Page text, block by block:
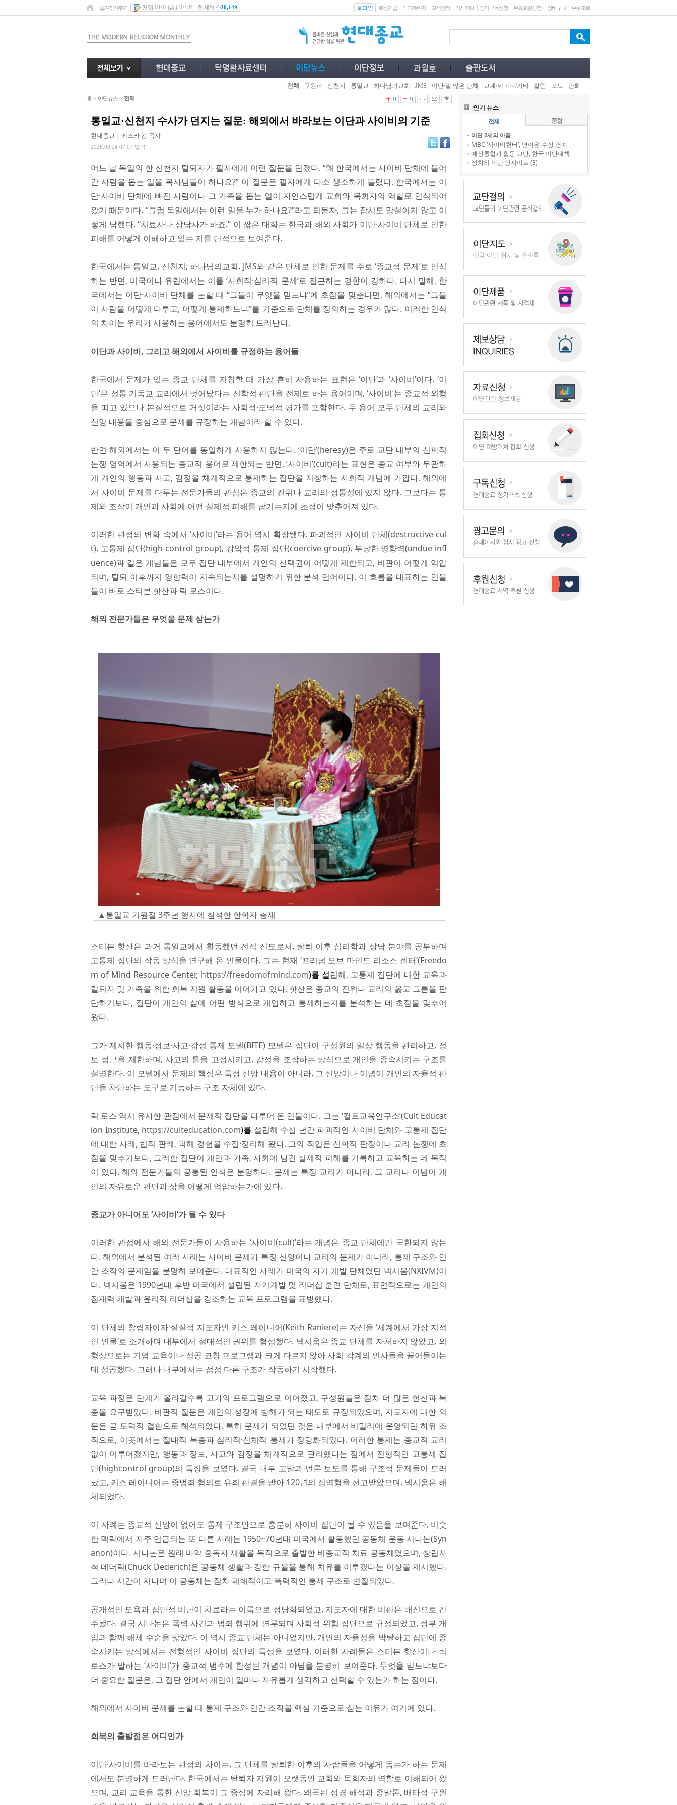
즐겨찾기추가 편집 08.07 (금) 10 : 34 전체뉴스20,149 로그인 회원가입 마이페이지 고객센터 기사제보 정기구독신청 유료회원신청 장바구니 주문조회
전체 구원파 신천지 통일교 하나님의교회 JMS 이단/말 많은 단체 교계/세미나/기타 칼럼 포토 만화
홈 > 이단뉴스 > 전체
통일교·신천지 수사가 던지는 질문: 해외에서 바라보는 이단과 사이비의 기준
현대종교 | 에스라 김 목사
2026.03.24 07:07 입력
어느 날 독일의 한 신천지 탈퇴자가 필자에게 이런 질문을 던졌다. “왜 한국에서는 사이비 단체에 들어
간 사람을 돕는 일을 목사님들이 하나요?” 이 질문은 필자에게 다소 생소하게 들렸다. 한국에서는 이
단·사이비 단체에 빠진 사람이나 그 가족을 돕는 일이 자연스럽게 교회와 목회자의 역할로 인식되어
왔기 때문이다. “그럼 독일에서는 이런 일을 누가 하나요?”라고 되묻자, 그는 잠시도 망설이지 않고 이
렇게 답했다. “치료사나 상담사가 하죠.” 이 짧은 대화는 한국과 해외 사회가 이단·사이비 단체로 인한
피해를 어떻게 이해하고 있는 지를 단적으로 보여준다.
한국에서는 통일교, 신천지, 하나님의교회, JMS와 같은 단체로 인한 문제를 주로 ‘종교적 문제’로 인식
하는 반면, 미국이나 유럽에서는 이를 ‘사회적·심리적 문제’로 접근하는 경향이 강하다. 다시 말해, 한
국에서는 이단·사이비 단체를 논할 때 “그들이 무엇을 믿느냐”에 초점을 맞춘다면, 해외에서는 “그들
이 사람을 어떻게 다루고, 어떻게 통제하느냐”를 기준으로 단체를 정의하는 경우가 많다. 이러한 인식
의 차이는 우리가 사용하는 용어에서도 분명히 드러난다.
이단과 사이비, 그리고 해외에서 사이비를 규정하는 용어들
한국에서 문제가 있는 종교 단체를 지칭할 때 가장 흔히 사용하는 표현은 ‘이단’과 ‘사이비’이다. ‘이
단’은 정통 기독교 교리에서 벗어났다는 신학적 판단을 전제로 하는 용어이며, ‘사이비’는 종교적 외형
을 띠고 있으나 본질적으로 거짓이라는 사회적·도덕적 평가를 포함한다. 두 용어 모두 단체의 교리와
신앙 내용을 중심으로 문제를 규정하는 개념이라 할 수 있다.
반면 해외에서는 이 두 단어를 동일하게 사용하지 않는다. ‘이단’(heresy)은 주로 교단 내부의 신학적
논쟁 영역에서 사용되는 종교적 용어로 제한되는 반면, ‘사이비’(cult)라는 표현은 종교 여부와 무관하
게 개인의 행동과 사고, 감정을 체계적으로 통제하는 집단을 지칭하는 사회적 개념에 가깝다. 해외에
서 사이비 문제를 다루는 전문가들의 관심은 종교의 진위나 교리의 정통성에 있지 않다. 그보다는 통
제와 조작이 개인과 사회에 어떤 실제적 피해를 남기는지에 초점이 맞추어져 있다.
이러한 관점의 변화 속에서 ‘사이비’라는 용어 역시 확장됐다. 파괴적인 사이비 단체(destructive cul
t), 고통제 집단(high-control group), 강압적 통제 집단(coercive group), 부당한 영향력(undue infl
uence)과 같은 개념들은 모두 집단 내부에서 개인의 선택권이 어떻게 제한되고, 비판이 어떻게 억압
되며, 탈퇴 이후까지 영향력이 지속되는지를 설명하기 위한 분석 언어이다. 이 흐름을 대표하는 인물
들이 바로 스티븐 핫산과 릭 로스이다.
해외 전문가들은 무엇을 문제 삼는가
▲통일교 기원절 3주년 행사에 참석한 한학자 총재
스티븐 핫산은 과거 통일교에서 활동했던 전직 신도로서, 탈퇴 이후 심리학과 상담 분야를 공부하며
고통제 집단의 작동 방식을 연구해 온 인물이다. 그는 현재 ‘프리덤 오브 마인드 리소스 센터’(Freedo
m of Mind Resource Center, https://freedomofmind.com)를 설립해, 고통제 집단에 대한 교육과
탈퇴자 및 가족을 위한 회복 지원 활동을 이어가고 있다. 핫산은 종교의 진위나 교리의 옳고 그름을 판
단하기보다, 집단이 개인의 삶에 어떤 방식으로 개입하고 통제하는지를 분석하는 데 초점을 맞추어
왔다.
그가 제시한 행동·정보·사고·감정 통제 모델(BITE) 모델은 집단이 구성원의 일상 행동을 관리하고, 정
보 접근을 제한하며, 사고의 틀을 고정시키고, 감정을 조작하는 방식으로 개인을 종속시키는 구조를
설명한다. 이 모델에서 문제의 핵심은 특정 신앙 내용이 아니라, 그 신앙이나 이념이 개인의 자율적 판
단을 차단하는 도구로 기능하는 구조 자체에 있다.
릭 로스 역시 유사한 관점에서 문제적 집단을 다루어 온 인물이다. 그는 ‘컬트교육연구소’(Cult Educat
ion Institute, https://culteducation.com)를 설립해 수십 년간 파괴적인 사이비 단체와 고통제 집단
에 대한 사례, 법적 판례, 피해 경험을 수집·정리해 왔다. 그의 작업은 신학적 판정이나 교리 논쟁에 초
점을 맞추기보다, 그러한 집단이 개인과 가족, 사회에 남긴 실제적 피해를 기록하고 교육하는 데 목적
이 있다. 해외 전문가들의 공통된 인식은 분명하다. 문제는 특정 교리가 아니라, 그 교리나 이념이 개
인의 자유로운 판단과 삶을 어떻게 억압하는가에 있다.
종교가 아니어도 ‘사이비’가 될 수 있다
이러한 관점에서 해외 전문가들이 사용하는 ‘사이비(cult)’라는 개념은 종교 단체에만 국한되지 않는
다. 해외에서 분석된 여러 사례는 사이비 문제가 특정 신앙이나 교리의 문제가 아니라, 통제 구조와 인
간 조작의 문제임을 분명히 보여준다. 대표적인 사례가 미국의 자기 계발 단체였던 넥시움(NXIVM)이
다. 넥시움은 1990년대 후반 미국에서 설립된 자기계발 및 리더십 훈련 단체로, 표면적으로는 개인의
잠재력 개발과 윤리적 리더십을 강조하는 교육 프로그램을 표방했다.
이 단체의 창립자이자 실질적 지도자인 키스 레이니어(Keith Raniere)는 자신을 ‘세계에서 가장 지적
인 인물’로 소개하며 내부에서 절대적인 권위를 형성했다. 넥시움은 종교 단체를 자처하지 않았고, 외
형상으로는 기업 교육이나 성공 코칭 프로그램과 크게 다르지 않아 사회 각계의 인사들을 끌어들이는
데 성공했다. 그러나 내부에서는 점점 다른 구조가 작동하기 시작했다.
교육 과정은 단계가 올라갈수록 고가의 프로그램으로 이어졌고, 구성원들은 점차 더 많은 헌신과 복
종을 요구받았다. 비판적 질문은 개인의 성장에 방해가 되는 태도로 규정되었으며, 지도자에 대한 의
문은 곧 도덕적 결함으로 해석되었다. 특히 문제가 되었던 것은 내부에서 비밀리에 운영되던 하위 조
직으로, 이곳에서는 절대적 복종과 심리적·신체적 통제가 정당화되었다. 이러한 통제는 종교적 교리
없이 이루어졌지만, 행동과 정보, 사고와 감정을 체계적으로 관리했다는 점에서 전형적인 고통제 집
단(highcontrol group)의 특징을 보였다. 결국 내부 고발과 언론 보도를 통해 구조적 문제들이 드러
났고, 키스 레이니어는 중범죄 혐의로 유죄 판결을 받아 120년의 징역형을 선고받았으며, 넥시움은 해
체되었다.
이 사례는 종교적 신앙이 없어도 통제 구조만으로 충분히 사이비 집단이 될 수 있음을 보여준다. 비슷
한 맥락에서 자주 언급되는 또 다른 사례는 1950~70년대 미국에서 활동했던 공동체 운동 시나논(Syn
anon)이다. 시나논은 원래 마약 중독자 재활을 목적으로 출발한 비종교적 치료 공동체였으며, 창립자
척 데더릭(Chuck Dederich)은 공동체 생활과 강한 규율을 통해 치유를 이루겠다는 이상을 제시했다.
그러나 시간이 지나며 이 공동체는 점차 폐쇄적이고 폭력적인 통제 구조로 변질되었다.
공개적인 모욕과 집단적 비난이 치료라는 이름으로 정당화되었고, 지도자에 대한 비판은 배신으로 간
주됐다. 결국 시나논은 폭력 사건과 범죄 행위에 연루되며 사회적 위험 집단으로 규정되었고, 정부 개
입과 함께 해체 수순을 밟았다. 이 역시 종교 단체는 아니었지만, 개인의 자율성을 박탈하고 집단에 종
속시키는 방식에서는 전형적인 사이비 집단의 특성을 보였다. 이러한 사례들은 스티븐 핫산이나 릭
로스가 말하는 ‘사이비’가 종교적 범주에 한정된 개념이 아님을 분명히 보여준다. 무엇을 믿느냐보다
더 중요한 질문은, 그 집단 안에서 개인이 얼마나 자유롭게 생각하고 선택할 수 있는가 하는 점이다.
해외에서 사이비 문제를 논할 때 통제 구조와 인간 조작을 핵심 기준으로 삼는 이유가 여기에 있다.
회복의 출발점은 어디인가
이단·사이비를 바라보는 관점의 차이는, 그 단체를 탈퇴한 이후의 사람들을 어떻게 돕는가 하는 문제
에서도 분명하게 드러난다. 한국에서는 탈퇴자 지원이 오랫동안 교회와 목회자의 역할로 이해되어 왔
으며, 교리 교육을 통한 신앙 회복이 그 중심에 자리해 왔다. 왜곡된 성경 해석과 종말론, 배타적 구원
인기 뉴스
전체
종합
이단 2세의 아픔
MBC ‘사이비헌터’, 연이은 수상 영예
예장통합과 합동 교단, 한국 이단대책
정치와 이단 인사이트 (3)